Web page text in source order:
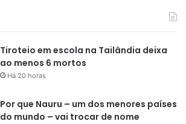
Tiroteio em escola na Tailândia deixa
ao menos 6 mortos
Há 20 horas
Por que Nauru – um dos menores países
do mundo – vai trocar de nome